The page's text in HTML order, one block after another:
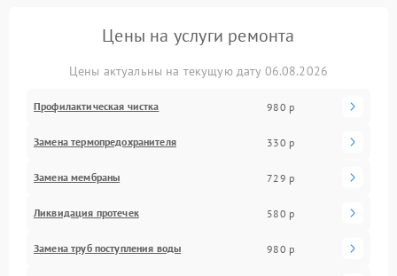
Цены на услуги ремонта
Цены актуальны на текущую дату 06.08.2026
Профилактическая чистка 980 р
Замена термопредохранителя 330 р
Замена мембраны 729 р
Ликвидация протечек 580 р
Замена труб поступления воды 980 р